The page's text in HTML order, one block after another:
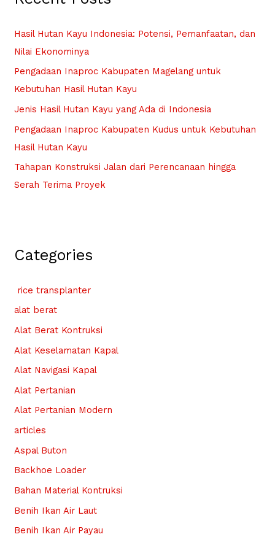
f
o
r
:
Hasil Hutan Kayu Indonesia: Potensi, Pemanfaatan, dan
Nilai Ekonominya
Pengadaan Inaproc Kabupaten Magelang untuk
Kebutuhan Hasil Hutan Kayu
Jenis Hasil Hutan Kayu yang Ada di Indonesia
Pengadaan Inaproc Kabupaten Kudus untuk Kebutuhan
Hasil Hutan Kayu
Tahapan Konstruksi Jalan dari Perencanaan hingga
Serah Terima Proyek
Categories
rice transplanter
alat berat
Alat Berat Kontruksi
Alat Keselamatan Kapal
Alat Navigasi Kapal
Alat Pertanian
Alat Pertanian Modern
articles
Aspal Buton
Backhoe Loader
Bahan Material Kontruksi
Benih Ikan Air Laut
Benih Ikan Air Payau